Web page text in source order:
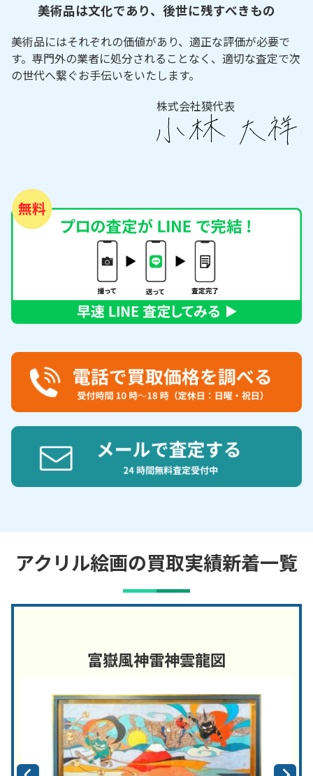
美術品は文化であり、後世に残すべきもの
美術品にはそれぞれの価値があり、適正な評価が必要で
す。専門外の業者に処分されることなく、適切な査定で次
の世代へ繋ぐお手伝いをいたします。
株式会社獏代表
アクリル絵画の買取実績新着一覧
富嶽風神雷神雲龍図